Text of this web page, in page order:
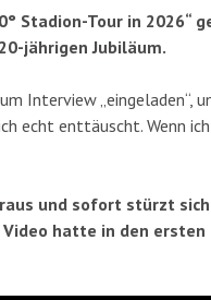
Stadion-Tour in 2026“
jährigen Jubiläum.
Interview
echt enttäuscht. Wenn
und sofort stürzt
hatte in den